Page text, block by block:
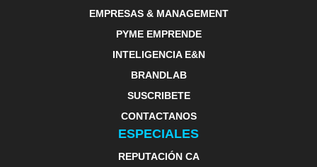
EMPRESAS & MANAGEMENT
PYME EMPRENDE
INTELIGENCIA E&N
BRANDLAB
SUSCRIBETE
CONTACTANOS
ESPECIALES
REPUTACIÓN CA